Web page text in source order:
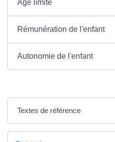
Âge limite
Rémunération de l'enfant
Autonomie de l'enfant
Textes de référence